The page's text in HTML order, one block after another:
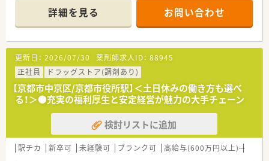
■研修制度は様々なプランがあり、集合研修だけでなく任意で受
講可能な研修も幅広く用意されています
■店舗で活躍する従業員、社外で活躍する従業員、将来経営幹部
となる従業員など、薬剤師として様々な活躍ができるフィールド
を用意されています
■総合薬剤師・調剤薬剤師（土日休み・19時までの勤務）どちらか
の働き方を選択できます
■調剤併設型だけでなく「医療モール・クリニック併設店舗」「敷
地内薬局」「訪問調剤特化型店舗」など様々な店舗を運営してい
ます
■在宅医療にも積極的取り組んでおり「訪問調剤特化型店舗」を
50店舗以上、無菌調剤室は業界最多の51店舗設置しています
■「プラチナくるみん認定企業」「健康経営優良法人2023（大規模
法人部門）認定」等を取得し一人ひとりが働きやすい環境が整備
詳細を見る お問い合わせ
更新日： 2026/07/30 薬剤師求人ID： 88945
正社員
ドラッグストア(調剤あり)
【京都市中京区/京都市役所駅】＜土日休みの働き方も選べ
る！＞●充実の福利厚生と安定経営が魅力の大手チェーン
検討リストに追加
駅チカ 新卒可 未経験可 ブランク可 高給与(600万円以上)